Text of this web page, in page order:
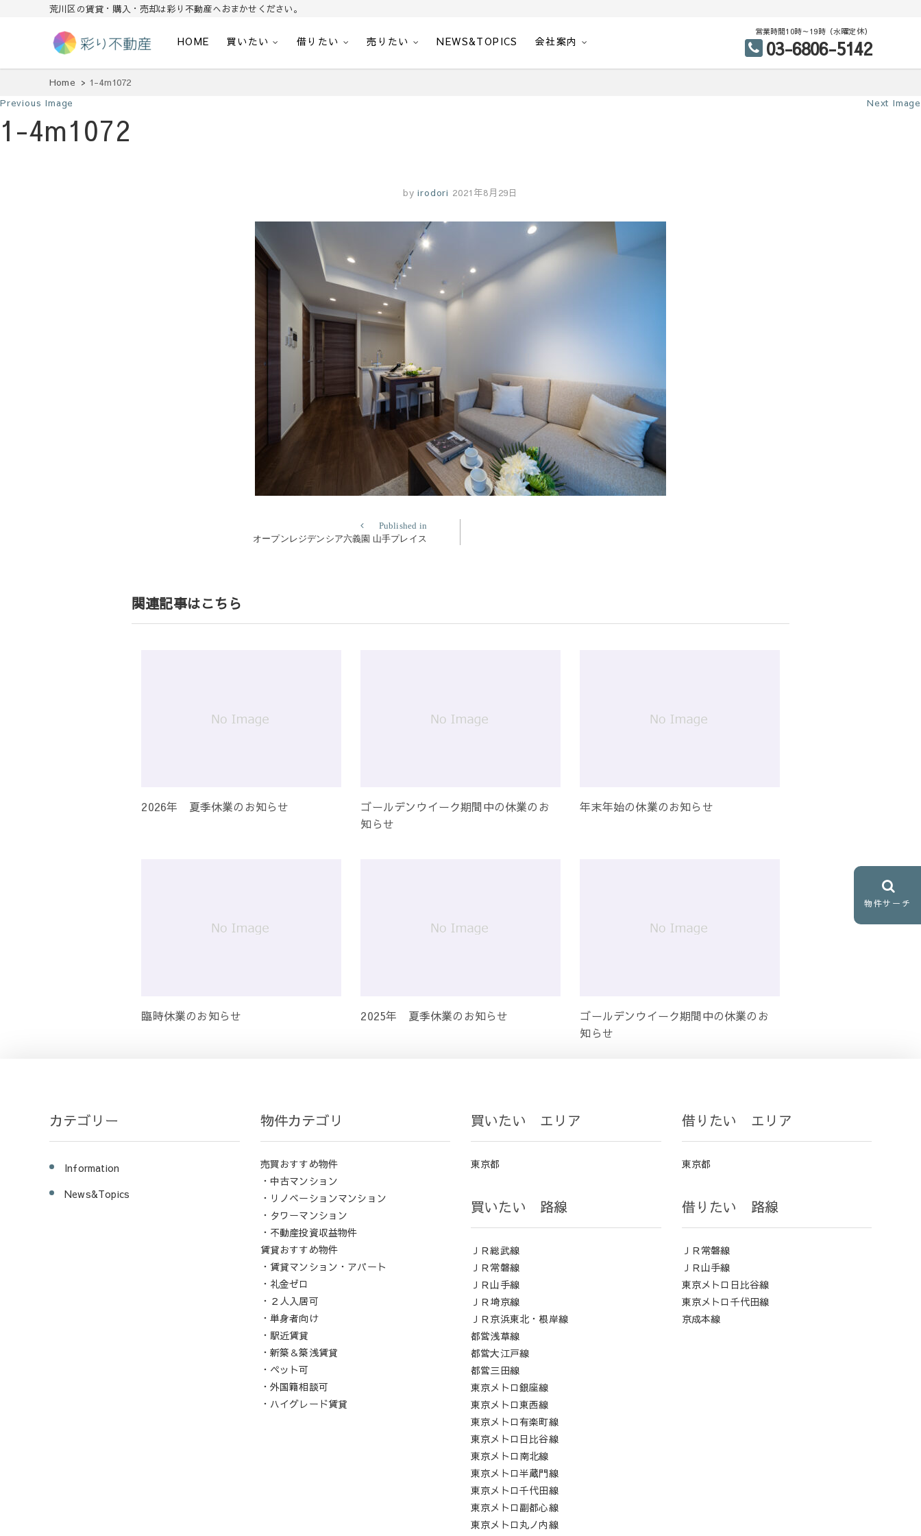
荒川区の賃貸・購入・売却は彩り不動産へおまかせください。
彩り不動産
HOME 買いたい 借りたい 売りたい NEWS&TOPICS 会社案内
営業時間10時～19時（水曜定休）
03-6806-5142
Home 1-4m1072
Previous Image Next Image
1-4m1072
by irodori 2021年8月29日
ゲ
ー
シ
Published in
オープンレジデンシア六義園 山手プレイス
関連記事はこちら
2026年 夏季休業のお知らせ
ゴールデンウイーク期間中の休業のお
知らせ
年末年始の休業のお知らせ
臨時休業のお知らせ 2025年 夏季休業のお知らせ
ゴールデンウイーク期間中の休業のお
知らせ
物件サーチ
カテゴリー
Information
News&Topics
物件カテゴリ
売買おすすめ物件
・中古マンション
・リノベーションマンション
・タワーマンション
・不動産投資収益物件
賃貸おすすめ物件
・賃貸マンション・アパート
・礼金ゼロ
・２人入居可
・単身者向け
・駅近賃貸
・新築＆築浅賃貸
・ペット可
・外国籍相談可
・ハイグレード賃貸
買いたい エリア
東京都
買いたい 路線
ＪＲ総武線
ＪＲ常磐線
ＪＲ山手線
ＪＲ埼京線
ＪＲ京浜東北・根岸線
都営浅草線
都営大江戸線
都営三田線
東京メトロ銀座線
東京メトロ東西線
東京メトロ有楽町線
東京メトロ日比谷線
東京メトロ南北線
東京メトロ半蔵門線
東京メトロ千代田線
東京メトロ副都心線
東京メトロ丸ノ内線
借りたい エリア
東京都
借りたい 路線
ＪＲ常磐線
ＪＲ山手線
東京メトロ日比谷線
東京メトロ千代田線
京成本線